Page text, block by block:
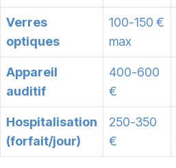
Verres
optiques
100-150 €
max
Appareil
auditif
400-600
€
Hospitalisation
(forfait/jour)
250-350
€